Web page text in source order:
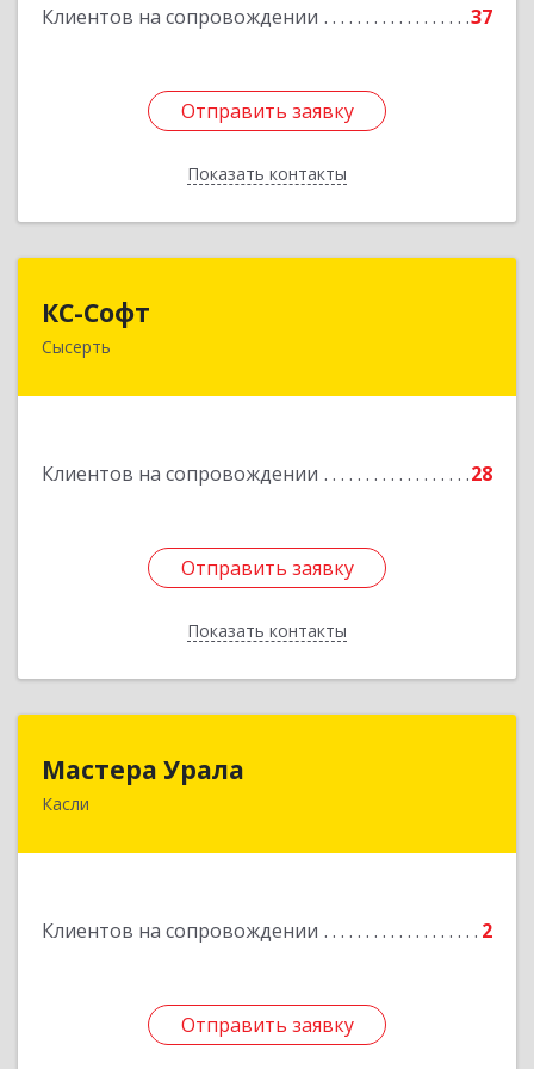
Клиентов на сопровождении 37
Отправить заявку
Показать контакты
Отправить заявку
Назад
КС-Софт
Сысерть
Клиентов на сопровождении 28
Отправить заявку
Показать контакты
624001, Свердловская обл, Сысертский р-н,
Отправить заявку
Назад
Мастера Урала
Касли
Клиентов на сопровождении 2
Отправить заявку
456830, Челябинская обл., г. Касли, ул. Карла
Отправить заявку